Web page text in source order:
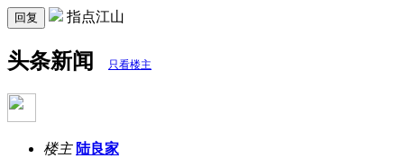
回复 指点江山
头条新闻 只看楼主
楼主 陆良家